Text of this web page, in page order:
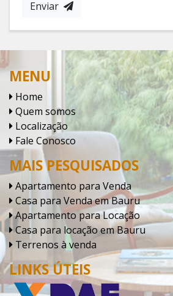
Enviar
MENU
Home
Quem somos
Localização
Fale Conosco
MAIS PESQUISADOS
Apartamento para Venda
Casa para Venda em Bauru
Apartamento para Locação
Casa para locação em Bauru
Terrenos à venda
LINKS ÚTEIS